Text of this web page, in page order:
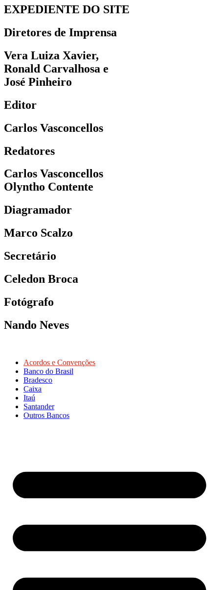
EXPEDIENTE DO SITE
Diretores de Imprensa
Vera Luiza Xavier,
Ronald Carvalhosa e
José Pinheiro
Editor
Carlos Vasconcellos
Redatores
Carlos Vasconcellos
Olyntho Contente
Diagramador
Marco Scalzo
Secretário
Celedon Broca
Fotógrafo
Nando Neves
Acordos e Convenções
Banco do Brasil
Bradesco
Caixa
Itaú
Santander
Outros Bancos